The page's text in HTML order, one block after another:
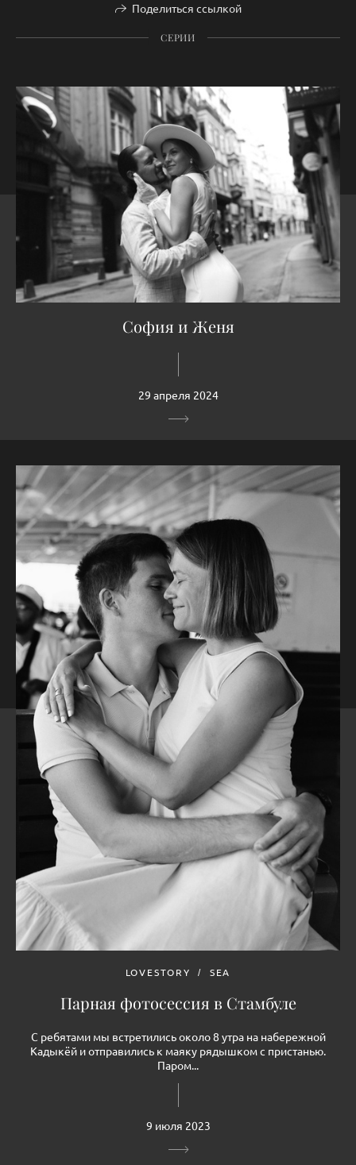
Поделиться ссылкой
СЕРИИ
София и Женя
29 апреля 2024
LOVESTORY SEA
Парная фотосессия в Стамбуле
С ребятами мы встретились около 8 утра на набережной
Кадыкёй и отправились к маяку рядышком с пристанью.
Паром...
9 июля 2023